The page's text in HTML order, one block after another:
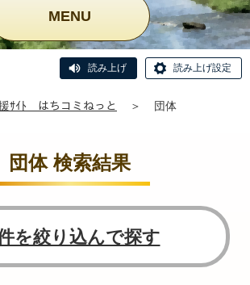
MENU
読み上げ 読み上げ設定
ｻｲﾄ はちコミねっと ＞ 団体
団体 検索結果
を絞り込んで探す